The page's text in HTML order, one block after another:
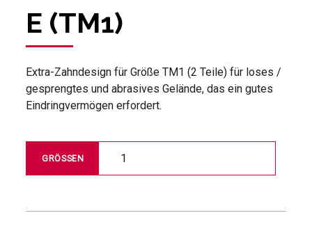
E (TM1)
Extra-Zahndesign für Größe TM1 (2 Teile) für loses /
gesprengtes und abrasives Gelände, das ein gutes
Eindringvermögen erfordert.
GRÖSSEN 1